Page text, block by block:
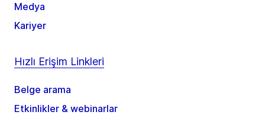
Medya
Kariyer
Hızlı Erişim Linkleri
Belge arama
Etkinlikler & webinarlar